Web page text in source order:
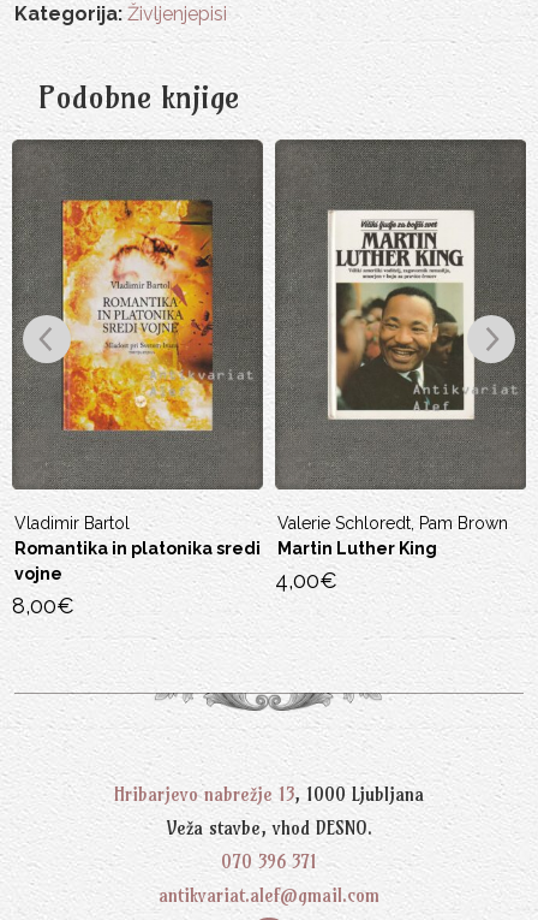
Kategorija: Življenjepisi
Podobne knjige
Vladimir Bartol
Romantika in platonika sredi
vojne
8,00€
Valerie Schloredt, Pam Brown
Martin Luther King
4,00€
Hribarjevo nabrežje 13, 1000 Ljubljana
Veža stavbe, vhod DESNO.
070 396 371
antikvariat.alef@gmail.com